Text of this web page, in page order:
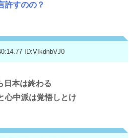
許すのの？
ID:VIkdnbVJ0
日本は終わる
心中派は覚悟しとけ